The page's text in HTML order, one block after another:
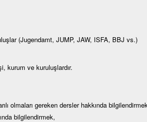
(Jugendamt, JUMP, JAW, ISFA, BBJ vs.)
kurum ve kuruluşlardır.
olmaları gereken dersler hakkında
bilgilendirmek,